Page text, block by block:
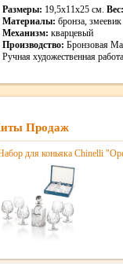
Размеры: 19,5х11х25 см. Вес:
Материалы: бронза, змеевик
Механизм: кварцевый
Производство: Бронзовая
Ручная художественная
Продаж
для коньяка Chinelli